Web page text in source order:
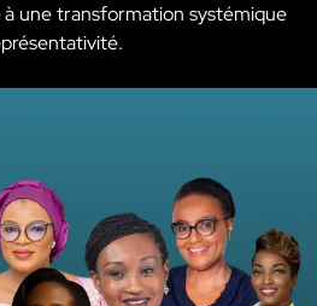
une transformation systémique